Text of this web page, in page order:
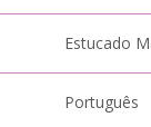
Estucado
Português